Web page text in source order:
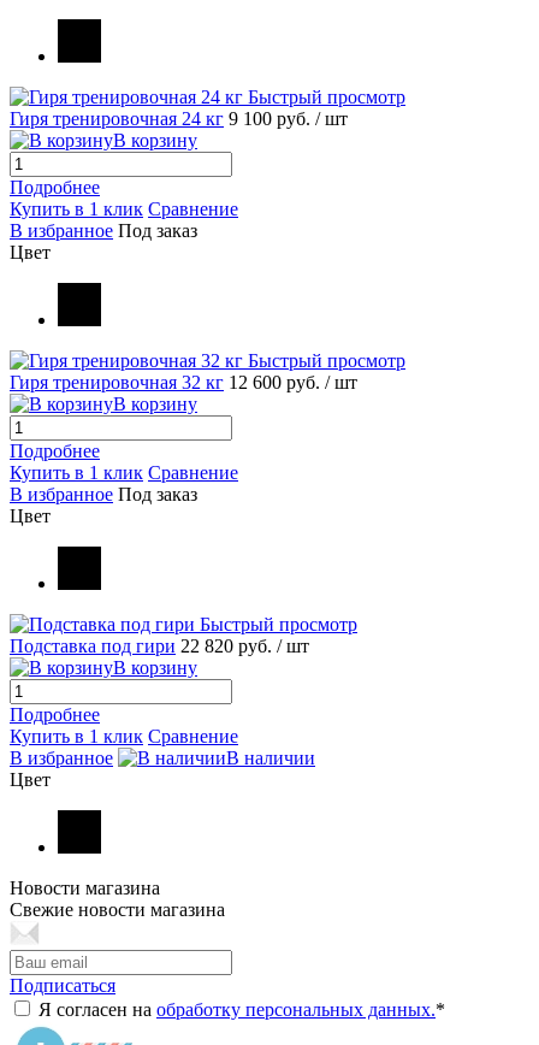
Быстрый просмотр
Гиря тренировочная 24 кг 9 100 руб. / шт
В корзину
Подробнее
Купить в 1 клик Сравнение
В избранное Под заказ
Цвет
Быстрый просмотр
Гиря тренировочная 32 кг 12 600 руб. / шт
В корзину
Подробнее
Купить в 1 клик Сравнение
В избранное Под заказ
Цвет
Быстрый просмотр
Подставка под гири 22 820 руб. / шт
В корзину
Подробнее
Купить в 1 клик Сравнение
В избранное
В наличии
Цвет
Новости магазина
Свежие новости магазина
Подписаться
Я согласен на обработку персональных данных.*